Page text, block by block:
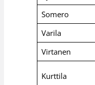
Somero
Varila
Virtanen
Kurttila